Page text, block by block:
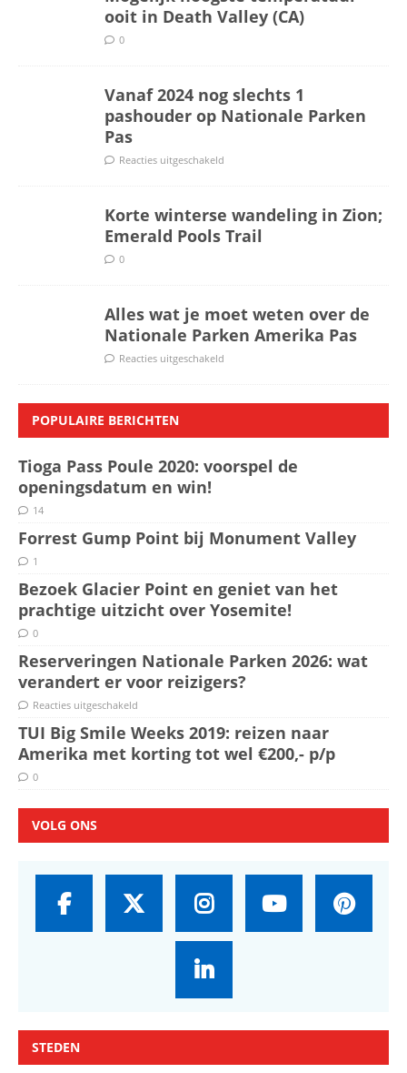
ooit in Death Valley (CA)
0
Vanaf 2024 nog slechts 1
pashouder op Nationale Parken
Pas
Reacties uitgeschakeld
Korte winterse wandeling in Zion;
Emerald Pools Trail
0
Alles wat je moet weten over de
Nationale Parken Amerika Pas
Reacties uitgeschakeld
POPULAIRE BERICHTEN
Tioga Pass Poule 2020: voorspel de
openingsdatum en win!
14
Forrest Gump Point bij Monument Valley
1
Bezoek Glacier Point en geniet van het
prachtige uitzicht over Yosemite!
0
Reserveringen Nationale Parken 2026: wat
verandert er voor reizigers?
Reacties uitgeschakeld
TUI Big Smile Weeks 2019: reizen naar
Amerika met korting tot wel €200,- p/p
0
VOLG ONS
STEDEN